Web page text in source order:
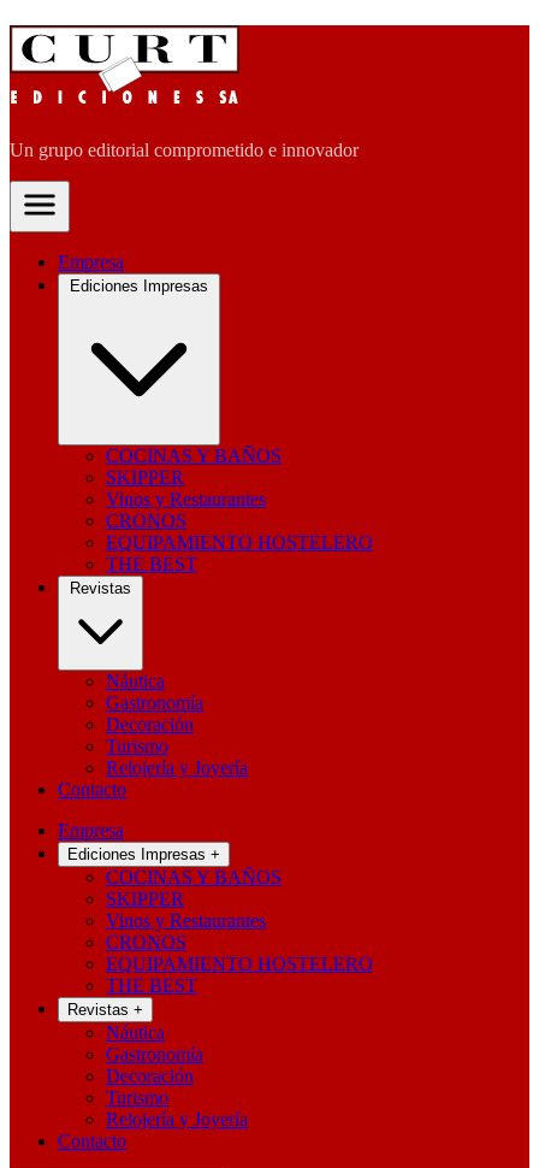
Un grupo editorial comprometido e innovador
Empresa
Ediciones Impresas
COCINAS Y BAÑOS
SKIPPER
Vinos y Restaurantes
CRONOS
EQUIPAMIENTO HOSTELERO
THE BEST
Revistas
Náutica
Gastronomía
Decoración
Turismo
Relojería y Joyería
Contacto
Empresa
Ediciones Impresas +
COCINAS Y BAÑOS
SKIPPER
Vinos y Restaurantes
CRONOS
EQUIPAMIENTO HOSTELERO
THE BEST
Revistas +
Náutica
Gastronomía
Decoración
Turismo
Relojería y Joyería
Contacto